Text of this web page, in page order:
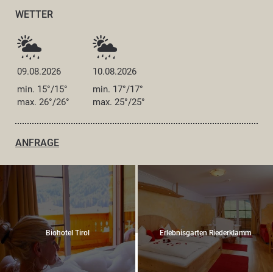
WETTER
09.08.2026
10.08.2026
min. 15°/15°
max. 26°/26°
min. 17°/17°
max. 25°/25°
ANFRAGE
Biohotel Tirol Erlebnisgarten Riederklamm